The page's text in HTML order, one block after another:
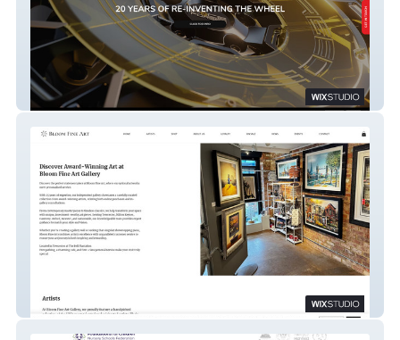
Sixonetwo Limited
Bloom Fine Art